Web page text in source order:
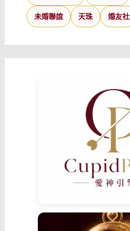
未婚聯誼 天珠 婚友社